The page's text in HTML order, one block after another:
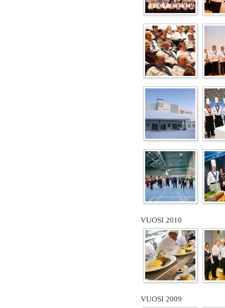
VUOSI 2010
VUOSI 2009